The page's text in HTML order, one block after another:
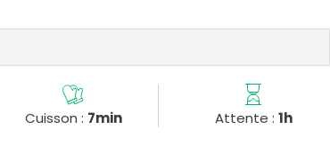
Cuisson : 7min Attente : 1h